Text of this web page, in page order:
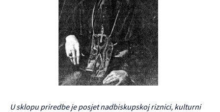
U sklopu priredbe je posjet nadbiskupskoj riznici, kulturni